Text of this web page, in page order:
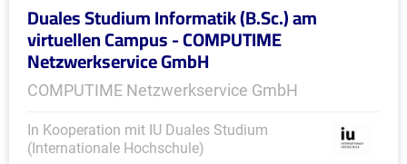
Duales Studium Informatik (B.Sc.) am
virtuellen Campus - COMPUTIME
Netzwerkservice GmbH
COMPUTIME Netzwerkservice GmbH
In Kooperation mit IU Duales Studium
(Internationale Hochschule)